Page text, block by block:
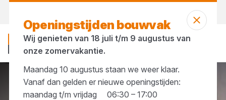
Tegels
Openingstijden bouwvak
Wij genieten van 18 juli t/m 9 augustus van
onze zomervakantie.
Maandag 10 augustus staan we weer klaar.
Vanaf dan gelden er nieuwe openingstijden:
maandag t/m vrijdag 06:30 – 17:00